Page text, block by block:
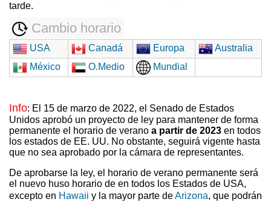
tarde.
Cambio horario
USA Canadá Europa
Australia
México
O.Medio Mundial
Info: El 15 de marzo de 2022, el Senado de Estados
Unidos aprobó un proyecto de ley para mantener de forma
permanente el horario de verano a partir de 2023 en todos
los estados de EE. UU. No obstante, seguirá vigente hasta
que no sea aprobado por la cámara de representantes.
De aprobarse la ley, el horario de verano permanente será
el nuevo huso horario de en todos los Estados de USA,
excepto en Hawaii y la mayor parte deArizona, que podrán